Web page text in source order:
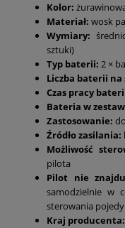
Kolor:
Materiał: wosk
Wymiary:
sztuki)
Typ baterii: 2 ×
Liczba baterii na
Czas pracy
Bateria w
Zastosowanie:
Źródło zasilania:
Możliwość
pilota
Pilot nie
samodzielnie w
sterowania
Kraj producenta: